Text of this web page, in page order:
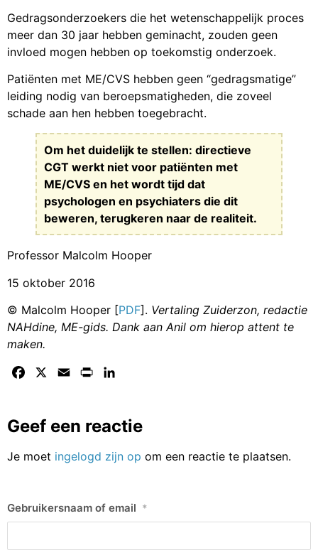
Gedragsonderzoekers die het wetenschappelijk proces
meer dan 30 jaar hebben geminacht, zouden geen
invloed mogen hebben op toekomstig onderzoek.
Patiënten met ME/CVS hebben geen “gedragsmatige”
leiding nodig van beroepsmatigheden, die zoveel
schade aan hen hebben toegebracht.
Om het duidelijk te stellen: directieve
CGT werkt niet voor patiënten met
ME/CVS en het wordt tijd dat
psychologen en psychiaters die dit
beweren, terugkeren naar de realiteit.
Professor Malcolm Hooper
15 oktober 2016
© Malcolm Hooper [PDF]. Vertaling Zuiderzon, redactie
NAHdine, ME-gids. Dank aan Anil om hierop attent te
maken.
Facebook Email Print
Geef een reactie
Je moet ingelogd zijn op om een reactie te plaatsen.
Gebruikersnaam of email *